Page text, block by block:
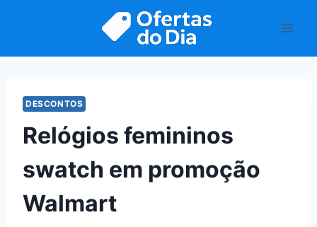
DESCONTOS
Relógios femininos
swatch em promoção
Walmart